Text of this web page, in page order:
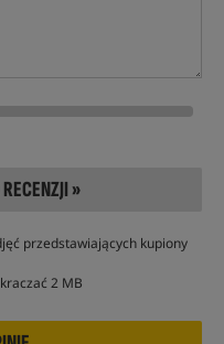
»
przedstawiających kupiony
2 MB